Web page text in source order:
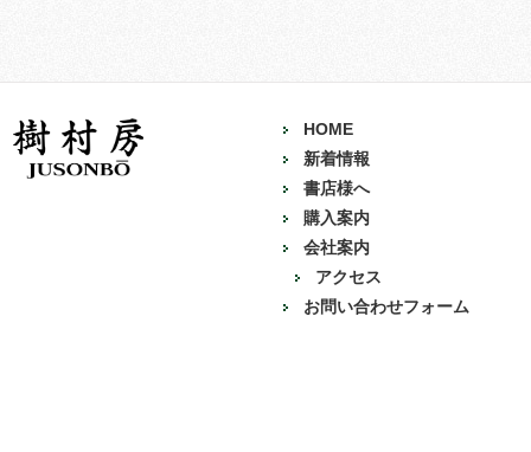
HOME
新着情報
書店様へ
購入案内
会社案内
アクセス
お問い合わせフォーム